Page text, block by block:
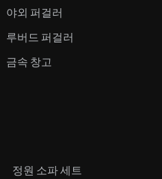
야외 퍼걸러
루버드 퍼걸러
금속 창고
정원 소파 세트